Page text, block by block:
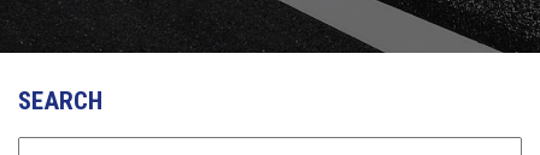
SEARCH